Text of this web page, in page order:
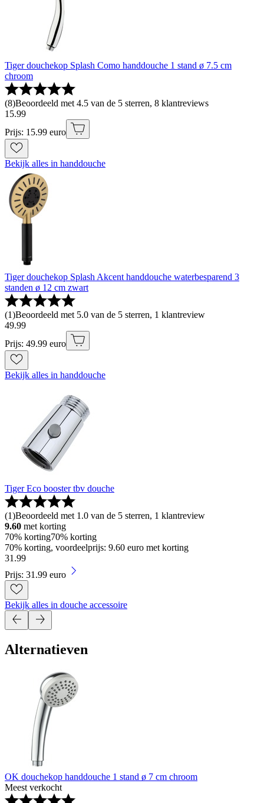
Tiger douchekop Splash Como handdouche 1 stand ø 7.5 cm
chroom
(8)Beoordeeld met 4.5 van de 5 sterren, 8 klantreviews
15.99
Prijs: 15.99 euro
Bekijk alles in handdouche
Tiger douchekop Splash Akcent handdouche waterbesparend 3
standen ø 12 cm zwart
(1)Beoordeeld met 5.0 van de 5 sterren, 1 klantreview
49.99
Prijs: 49.99 euro
Bekijk alles in handdouche
Tiger Eco booster tbv douche
(1)Beoordeeld met 1.0 van de 5 sterren, 1 klantreview
9.60 met korting
70% korting70% korting
70% korting, voordeelprijs: 9.60 euro met korting
31 .99
Prijs: 31.99 euro
Bekijk alles in douche accessoire
Alternatieven
OK douchekop handdouche 1 stand ø 7 cm chroom
Meest verkocht